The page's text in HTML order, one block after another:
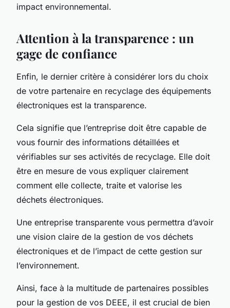
impact environnemental.
Attention à la transparence : un
gage de confiance
Enfin, le dernier critère à considérer lors du choix
de votre partenaire en recyclage des équipements
électroniques est la transparence.
Cela signifie que l’entreprise doit être capable de
vous fournir des informations détaillées et
vérifiables sur ses activités de recyclage. Elle doit
être en mesure de vous expliquer clairement
comment elle collecte, traite et valorise les
déchets électroniques.
Une entreprise transparente vous permettra d’avoir
une vision claire de la gestion de vos déchets
électroniques et de l’impact de cette gestion sur
l’environnement.
Ainsi, face à la multitude de partenaires possibles
pour la gestion de vos DEEE, il est crucial de bien